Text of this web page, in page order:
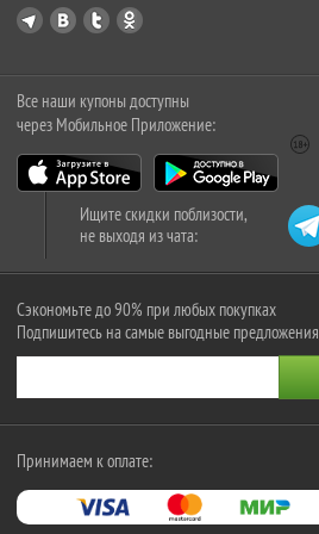
Все наши купоны доступны
через Мобильное Приложение:
Ищите скидки поблизости,
не выходя из чата:
Сэкономьте до 90% при любых покупках
Подпишитесь на самые выгодные предложения
Принимаем к оплате: